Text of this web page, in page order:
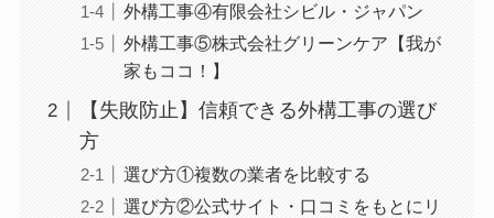
外構工事④有限会社シビル・ジャパン
外構工事⑤株式会社グリーンケア【我が
家もココ！】
【失敗防止】信頼できる外構工事の選び
方
選び方①複数の業者を比較する
選び方②公式サイト・口コミをもとにリ